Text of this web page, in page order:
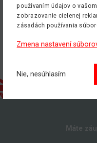
Máte
používaním údajov o
zobrazovanie cielenej
zásadách používania
Zmena nastavení
Nie, nesúhlasím